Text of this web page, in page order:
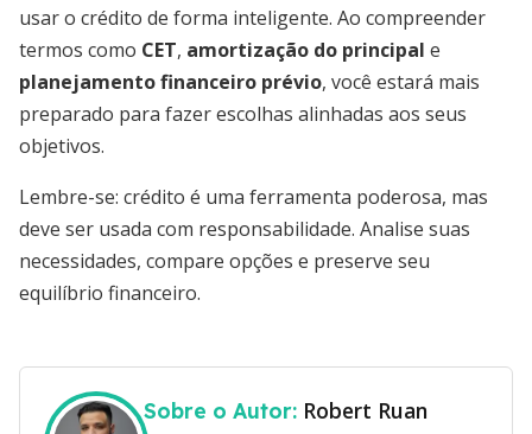
usar o crédito de forma inteligente. Ao compreender
termos como CET, amortização do principal e
planejamento financeiro prévio, você estará mais
preparado para fazer escolhas alinhadas aos seus
objetivos.
Lembre-se: crédito é uma ferramenta poderosa, mas
deve ser usada com responsabilidade. Analise suas
necessidades, compare opções e preserve seu
equilíbrio financeiro.
Sobre o Autor: Robert Ruan